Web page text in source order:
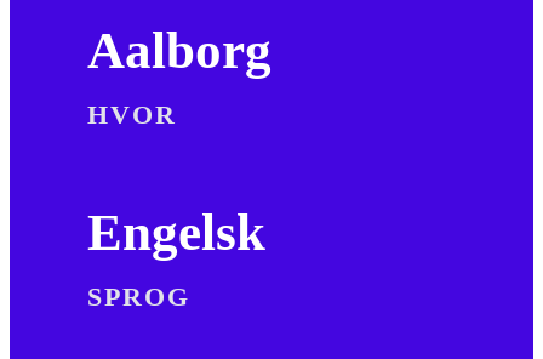
Aalborg
HVOR
Engelsk
SPROG